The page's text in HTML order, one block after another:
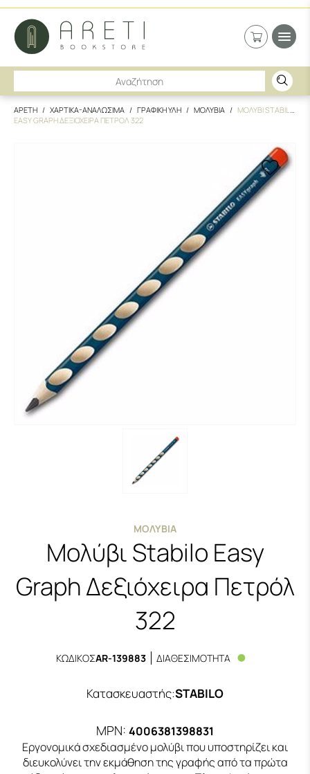
ΑΡΕΤΗ ΧΑΡΤΙΚΑ-ΑΝΑΛΩΣΙΜΑ ΓΡΑΦΙΚΗ ΥΛΗ ΜΟΛΥΒΙΑ
ΜΟΛΥΒΙ STABILO
EASY GRAPH ΔΕΞΙΟΧΕΙΡΑ ΠΕΤΡΟΛ 322
ΜΟΛΎΒΙΑ
Μολύβι Stabilo Easy
Graph Δεξιόχειρα Πετρόλ
322
ΚΩΔΙΚΟΣAR-139883 ΔΙΑΘΕΣΙΜΟΤΗΤΑ
Κατασκευαστής:STABILO
MPN: 4006381398831
Eργονομικά σχεδιασμένο μολύβι που υποστηρίζει και
διευκολύνει την εκμάθηση της γραφής από τα πρώτα